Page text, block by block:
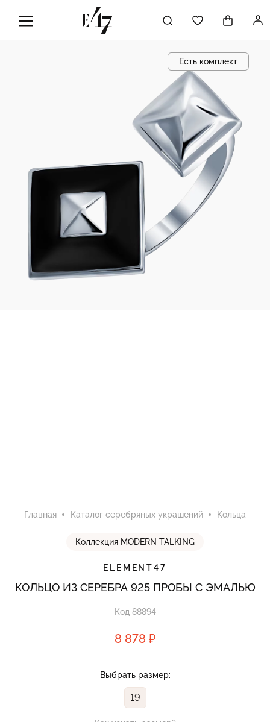
Есть комплект
Главная Каталог серебряных украшений Кольца
Коллекция MODERN TALKING
ELEMENT47
КОЛЬЦО ИЗ СЕРЕБРА 925 ПРОБЫ С ЭМАЛЬЮ
Код 88894
8 878 ₽
Выбрать размер:
19